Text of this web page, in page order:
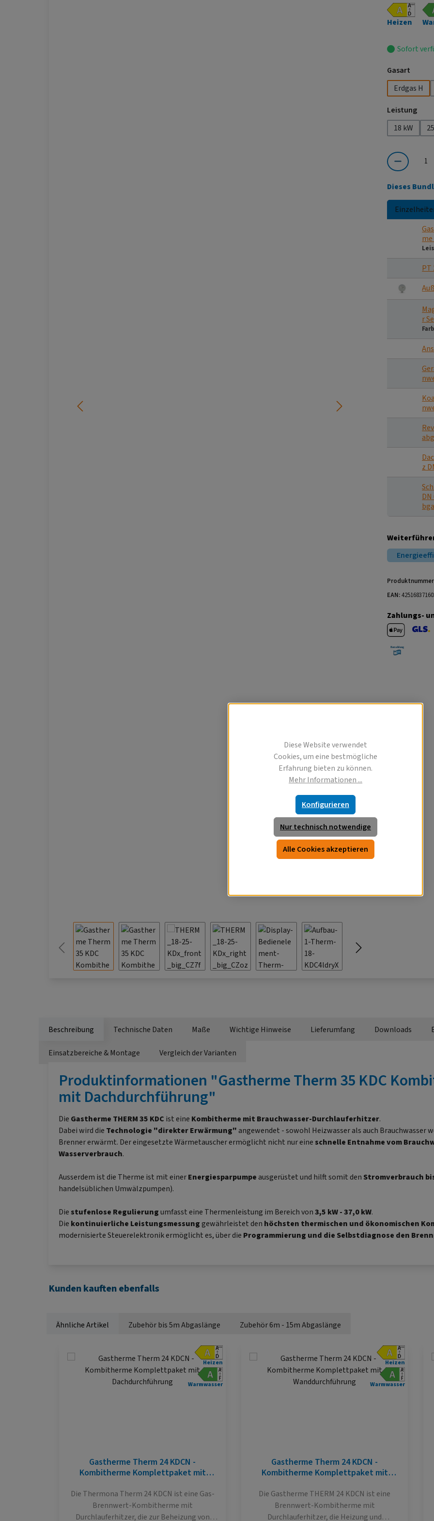
Heizen
Sofort
Gasart
Erdgas H
Leistung
18 kW
Produkt
Dieses
r
z
EAN:
Zahlungs-
Beschreibung Technische Daten Maße Wichtige Hinweise Lieferumfang Downloads
Einsatzbereiche & Montage Vergleich der Varianten
Produktinformationen "Gastherme Therm 35 KDC
mit Dachdurchführung"
Die Gastherme THERM 35 KDC ist eine Kombitherme mit Brauchwasser-Durchlauferhitzer.
Dabei wird die Technologie "direkter Erwärmung"angewendet - sowohl Heizwasser als auch Brauchwasser
Brenner erwärmt. Der eingesetzte Wärmetauscher ermöglicht nicht nur eineschnelle Entnahme vom
Wasserverbrauch.
Ausserdem ist die Therme ist mit einerEnergiesparpumpeausgerüstet und hilft somit den Stromverbrauch
handelsüblichen Umwälzpumpen).
Diestufenlose Regulierungumfasst eine Thermenleistung im Bereich von3,5 kW - 37,0 kW.
Die kontinuierliche Leistungsmessunggewährleistet den höchsten thermischen und ökonomischen
modernisierte Steuerelektronik ermöglicht es, über die Programmierung und die Selbstdiagnose den
Kunden kauften ebenfalls
Ähnliche Artikel Zubehör bis 5m Abgaslänge
Zubehör 6m - 15m Abgaslänge
Heizen
Warmwasser
Gastherme Therm 24 KDCN -
Kombitherme Komplettpaket mit
Die Thermona Therm 24 KDCN ist eine Gas-
Brennwert-Kombitherme mit
Durchlauferhitzer, die zur Beheizung von
Heizen
Warmwasser
Gastherme Therm 24 KDCN -
Kombitherme Komplettpaket mit
Die Gastherme THERM 24 KDCN ist eine
Brennwert-Kombitherme mit
Durchlauferhitzer, die Heizung und
Diese Website verwendet
Cookies, um eine bestmögliche
Erfahrung bieten zu können.
Mehr Informationen ...
Nur technisch notwendige
Konfigurieren
Alle Cookies akzeptieren